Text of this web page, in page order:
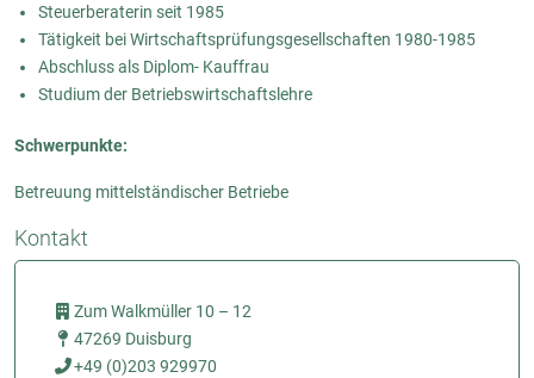
Steuerberaterin seit 1985
Tätigkeit bei Wirtschaftsprüfungsgesellschaften 1980-1985
Abschluss als Diplom- Kauffrau
Studium der Betriebswirtschaftslehre
Schwerpunkte:
Betreuung mittelständischer Betriebe
Kontakt
Zum Walkmüller 10 – 12
47269 Duisburg
+49 (0)203 929970